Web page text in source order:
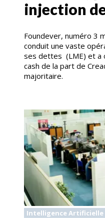
injection
Foundever, numéro 3
conduit une vaste
ses dettes (LME) et a
cash de la part de
majoritaire.
Intelligence Artificielle